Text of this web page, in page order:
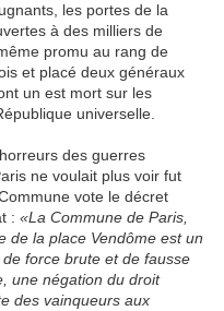
les portes de la
à des milliers de
promu au rang de
et placé deux généraux
un est mort sur les
universelle.
des guerres
ne voulait plus voir fut
vote le décret
: «La Commune de Paris,
de la place Vendôme est un
force brute et de fausse
une négation du droit
des vainqueurs aux